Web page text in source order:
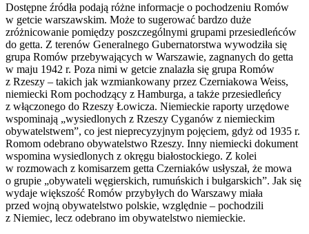
Dostępne źródła podają różne informacje o pochodzeniu Romów
w getcie warszawskim. Może to sugerować bardzo duże
zróżnicowanie pomiędzy poszczególnymi grupami przesiedleńców
do getta. Z terenów Generalnego Gubernatorstwa wywodziła się
grupa Romów przebywających w Warszawie, zagnanych do getta
w maju 1942 r. Poza nimi w getcie znalazła się grupa Romów
z Rzeszy – takich jak wzmiankowany przez Czerniakowa Weiss,
niemiecki Rom pochodzący z Hamburga, a także przesiedleńcy
z włączonego do Rzeszy Łowicza. Niemieckie raporty urzędowe
wspominają „wysiedlonych z Rzeszy Cyganów z niemieckim
obywatelstwem”, co jest nieprecyzyjnym pojęciem, gdyż od 1935 r.
Romom odebrano obywatelstwo Rzeszy. Inny niemiecki dokument
wspomina wysiedlonych z okręgu białostockiego. Z kolei
w rozmowach z komisarzem getta Czerniaków usłyszał, że mowa
o grupie „obywateli węgierskich, rumuńskich i bułgarskich”. Jak się
wydaje większość Romów przybyłych do Warszawy miała
przed wojną obywatelstwo polskie, względnie – pochodzili
z Niemiec, lecz odebrano im obywatelstwo niemieckie.